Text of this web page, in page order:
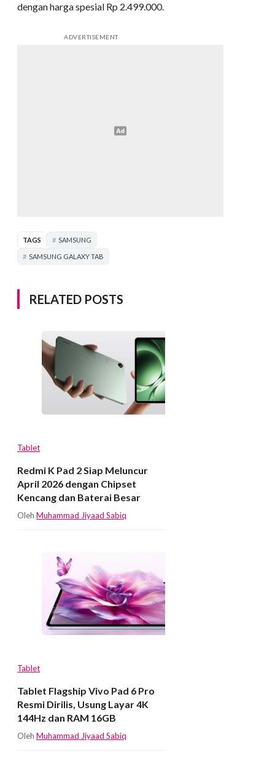
dengan harga spesial Rp 2.499.000.
ADVERTISEMENT
TAGS SAMSUNG
SAMSUNG GALAXY TAB
RELATED POSTS
Tablet
Redmi K Pad 2 Siap Meluncur
April 2026 dengan Chipset
Kencang dan Baterai Besar
Oleh Muhammad Jiyaad Sabiq
Tablet
Tablet Flagship Vivo Pad 6 Pro
Resmi Dirilis, Usung Layar 4K
144Hz dan RAM 16GB
Oleh Muhammad Jiyaad Sabiq